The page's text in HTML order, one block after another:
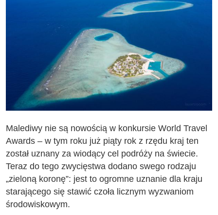
Malediwy nie są nowością w konkursie World Travel
Awards – w tym roku już piąty rok z rzędu kraj ten
został uznany za wiodący cel podróży na świecie.
Teraz do tego zwycięstwa dodano swego rodzaju
„zieloną koronę”: jest to ogromne uznanie dla kraju
starającego się stawić czoła licznym wyzwaniom
środowiskowym.